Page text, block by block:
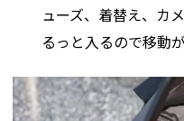
ューズ、着替え、カ
るっと入るので移動